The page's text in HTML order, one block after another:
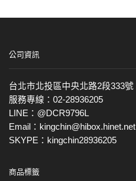
公司資訊
台北市北投區中央北路2段333號
服務專線：02-28936205
LINE：@DCR9796L
Email：kingchin@hibox.hinet.net
SKYPE：kingchin28936205
商品標籤